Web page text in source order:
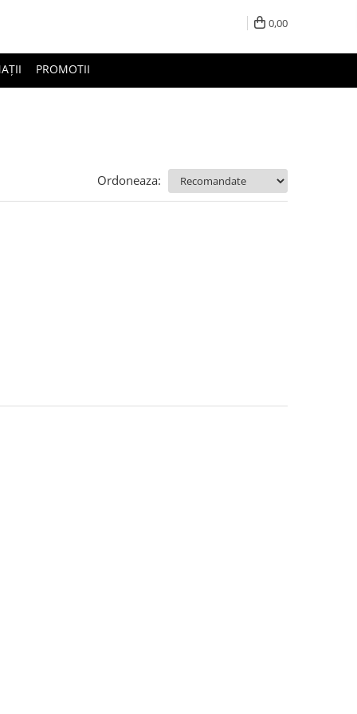
0,00
PROMOTII
Ordoneaza: